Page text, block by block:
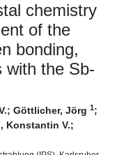
chemistry
of the
bonding,
with the Sb-
; Göttlicher, Jörg 1;
Konstantin V.;